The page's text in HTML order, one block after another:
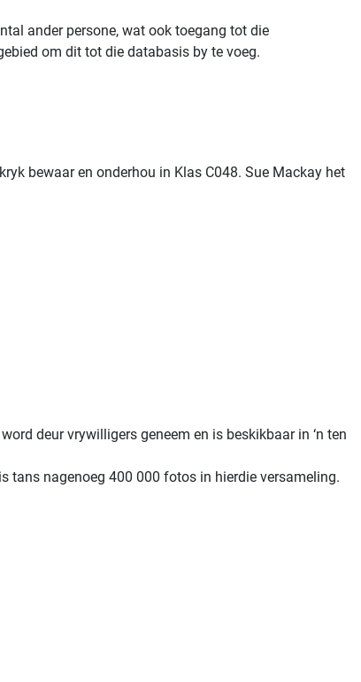
ander persone, wat ook toegang tot die
om dit tot die databasis by te voeg.
bewaar en onderhou in Klas C048. Sue Mackay het
deur vrywilligers geneem en is beskikbaar in ‘n ten
tans nagenoeg 400 000 fotos in hierdie versameling.